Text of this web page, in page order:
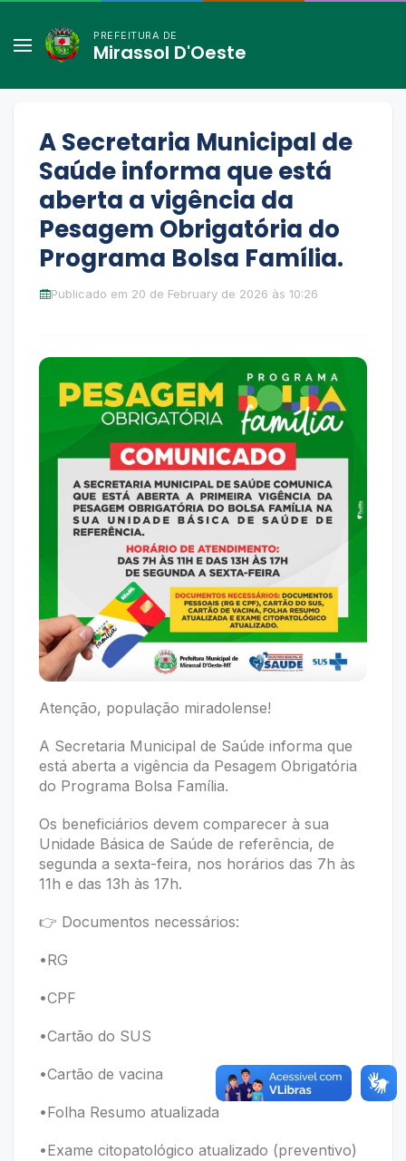
PREFEITURA DE
Mirassol D'Oeste
A Secretaria Municipal de
Saúde informa que está
aberta a vigência da
Pesagem Obrigatória do
Programa Bolsa Família.
Publicado em 20 de February de 2026 às 10:26
Atenção, população miradolense!
A Secretaria Municipal de Saúde informa que
está aberta a vigência da Pesagem Obrigatória
do Programa Bolsa Família.
Os beneficiários devem comparecer à sua
Unidade Básica de Saúde de referência, de
segunda a sexta-feira, nos horários das 7h às
11h e das 13h às 17h.
👉 Documentos necessários:
•RG
•CPF
•Cartão do SUS
•Cartão de vacina
•Folha Resumo atualizada
•Exame citopatológico atualizado (preventivo)